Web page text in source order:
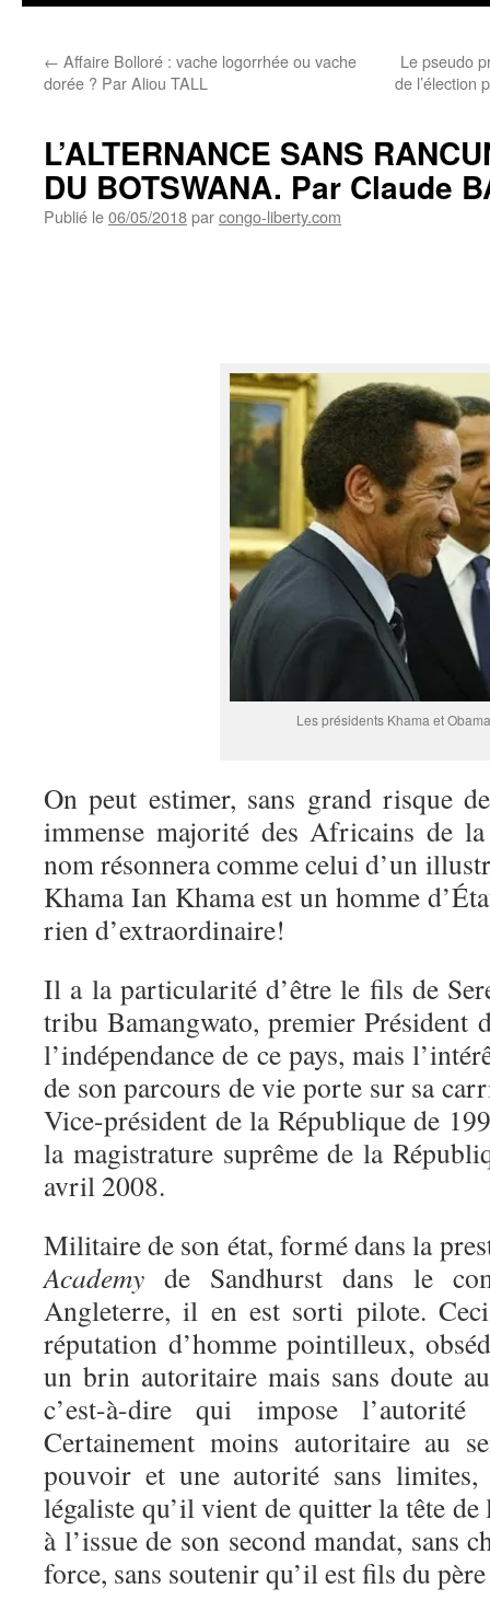
← Affaire Bolloré : vache logorrhée ou vache
dorée ? Par Aliou TALL
Le pseudo
de l’élection
L’ALTERNANCE SANS
DU BOTSWANA. Par Claude
Publié le06/05/2018parcongo-liberty.com
Les présidents Khama et Obama
On peut estimer, sans grand risque
immense majorité des Africains de
nom résonnera comme celui d’un
Khama Ian Khama est un homme
rien d’extraordinaire!
Il a la particularité d’être le fils de
tribu Bamangwato, premier Président
l’indépendance de ce pays, mais
de son parcours de vie porte sur sa
Vice-président de la République de
la magistrature suprême de la
avril 2008.
Militaire de son état, formé dans la
Academy de Sandhurst dans le
Angleterre, il en est sorti pilote.
réputation d’homme pointilleux,
un brin autoritaire mais sans doute
c’est-à-dire qui impose
Certainement moins autoritaire au
pouvoir et une autorité sans limites,
légaliste qu’il vient de quitter la tête
à l’issue de son second mandat, sans
force, sans soutenir qu’il est fils du